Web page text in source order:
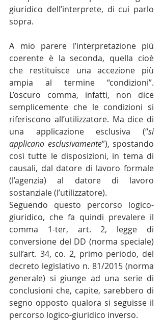
giuridico dell’interprete, di cui parlo
sopra.
A mio parere l’interpretazione più
coerente è la seconda, quella cioè
che restituisce una accezione più
ampia al termine “condizioni”.
L’oscuro comma, infatti, non dice
semplicemente che le condizioni si
riferiscono all’utilizzatore. Ma dice di
una applicazione esclusiva (“si
applicano esclusivamente”), spostando
così tutte le disposizioni, in tema di
causali, dal datore di lavoro formale
(l’agenzia) al datore di lavoro
sostanziale (l’utilizzatore).
Seguendo questo percorso logico-
giuridico, che fa quindi prevalere il
comma 1-ter, art. 2, legge di
conversione del DD (norma speciale)
sull’art. 34, co. 2, primo periodo, del
decreto legislativo n. 81/2015 (norma
generale) si giunge ad una serie di
conclusioni che, capite, sarebbero di
segno opposto qualora si seguisse il
percorso logico-giuridico inverso.